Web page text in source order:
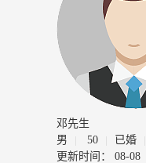
邓先生
男
50 已婚
更新时间： 08-08